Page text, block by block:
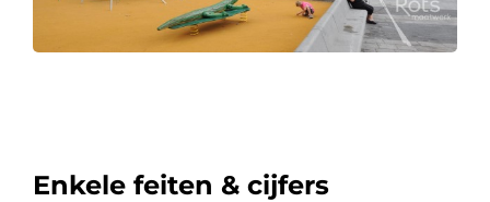
Enkele feiten & cijfers